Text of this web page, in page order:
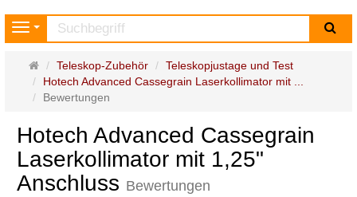
Navigation
Startseite
Teleskop-Zubehör
Teleskopjustage und Test
Hotech Advanced Cassegrain Laserkollimator mit ...
Bewertungen
Hotech Advanced Cassegrain
Laserkollimator mit 1,25"
Anschluss Bewertungen